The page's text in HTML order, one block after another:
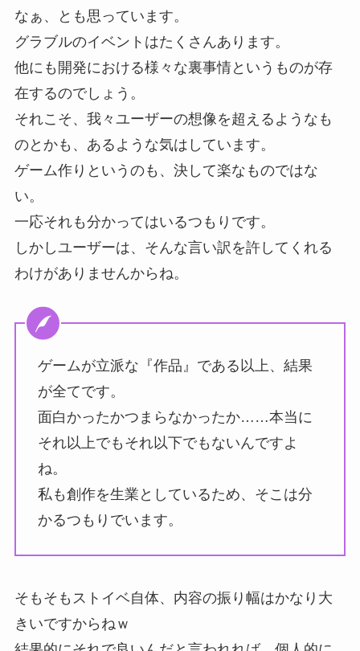
なぁ、とも思っています。
グラブルのイベントはたくさんあります。
他にも開発における様々な裏事情というものが存
在するのでしょう。
それこそ、我々ユーザーの想像を超えるようなも
のとかも、あるような気はしています。
ゲーム作りというのも、決して楽なものではな
い。
一応それも分かってはいるつもりです。
しかしユーザーは、そんな言い訳を許してくれる
わけがありませんからね。
ゲームが立派な『作品』である以上、結果
が全てです。
面白かったかつまらなかったか……本当に
それ以上でもそれ以下でもないんですよ
ね。
私も創作を生業としているため、そこは分
かるつもりでいます。
そもそもストイベ自体、内容の振り幅はかなり大
きいですからねｗ